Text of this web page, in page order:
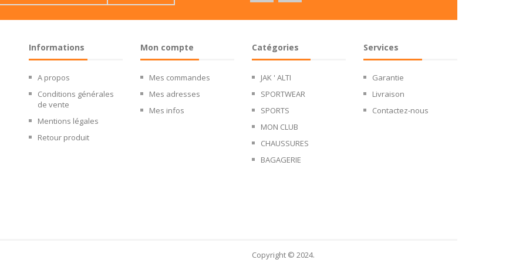
Informations
A propos
Conditions générales
de vente
Mentions légales
Retour produit
Mon compte
Mes commandes
Mes adresses
Mes infos
Catégories
JAK ' ALTI
SPORTWEAR
SPORTS
MON CLUB
CHAUSSURES
BAGAGERIE
Services
Garantie
Livraison
Contactez-nous
Copyright © 2024.
en garantissant la conformité avec les réglementations. Personnalisez vos préférences pour contrôler la manière dont vos informations sont